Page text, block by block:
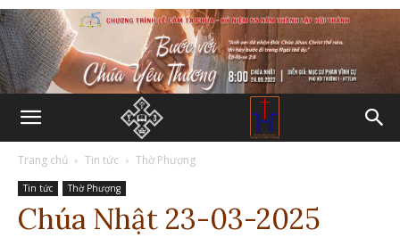
Trang chủ Tin tức Thờ Phượng
Tin tức Thờ Phượng
Chúa Nhật 23-03-2025